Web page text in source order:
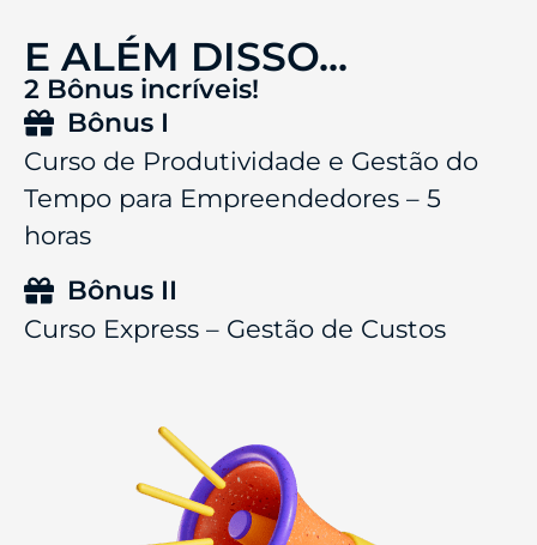
E ALÉM DISSO...
2 Bônus incríveis!
Bônus I
Curso de Produtividade e Gestão do
Tempo para Empreendedores – 5
horas
Bônus II
Curso Express – Gestão de Custos